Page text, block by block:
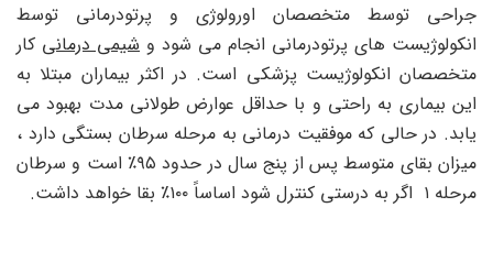
جراحی توسط متخصصان اورولوژی و پرتودرمانی توسط
انکولوژیست های پرتودرمانی انجام می شود و شیمی درمانی کار
متخصصان انکولوژیست پزشکی است. در اکثر بیماران مبتلا به
این بیماری به راحتی و با حداقل عوارض طولانی مدت بهبود می
یابد. در حالی که موفقیت درمانی به مرحله سرطان بستگی دارد ،
میزان بقای متوسط ​​پس از پنج سال در حدود ۹۵٪ است و سرطان
مرحله ۱ اگر به درستی کنترل شود اساساً ۱۰۰٪ بقا خواهد داشت.